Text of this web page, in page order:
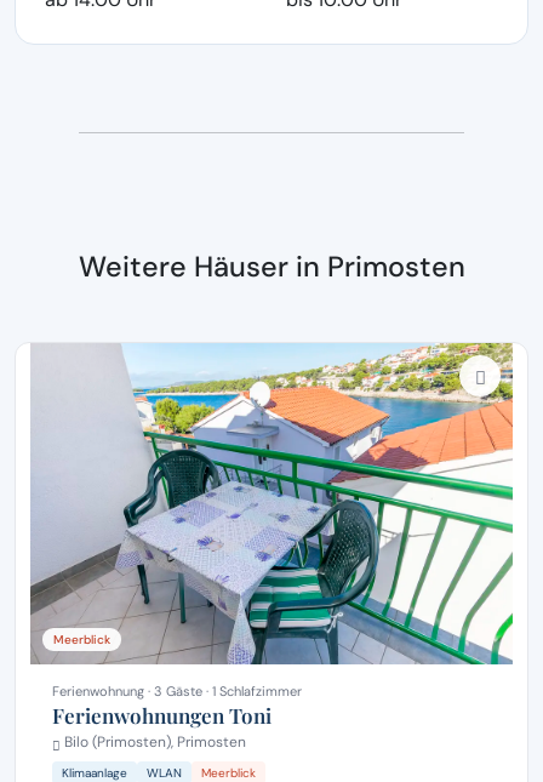
Weitere Häuser in Primosten
Meerblick
Ferienwohnung · 3 Gäste · 1 Schlafzimmer
Ferienwohnungen Toni
Bilo (Primosten), Primosten
Klimaanlage WLAN Meerblick